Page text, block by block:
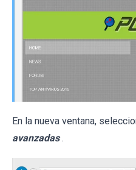
En la nueva ventana,
avanzadas .